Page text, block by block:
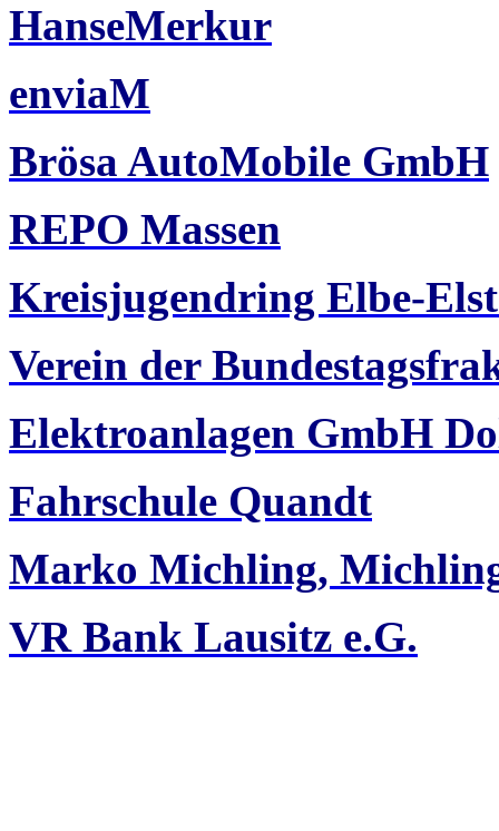
HanseMerkur
enviaM
Brösa AutoMobile GmbH
REPO Massen
Kreisjugendring Elbe-
Verein der
Elektroanlagen GmbH
Fahrschule Quandt
Marko Michling,
VR Bank Lausitz e.G.